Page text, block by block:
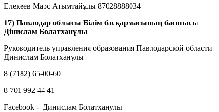
Елекеев Марс Атымтайұлы 87028888034
17) Павлодар облысы Білім басқармасының басшысы
Дінислам Болатханұлы
Руководитель управления образования Павлодарской области
Динислам Болатханулы
8 (7182) 65-00-60
8 701 992 44 41
Facebook - Динислам Болатханулы